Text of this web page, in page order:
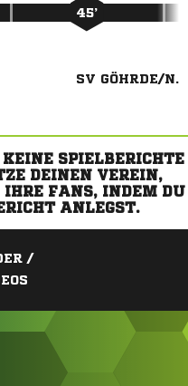
45’
SV GÖHRDE/N.
SPIELBERICHTE
DEINEN VEREIN,
FANS, INDEM DU
ANLEGST.
/